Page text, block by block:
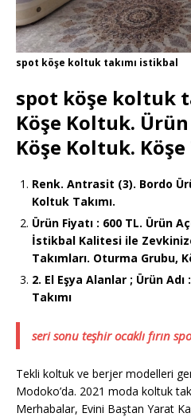
spot köşe koltuk takımı istikbal
spot köşe koltuk
Köşe Koltuk.
Köşe Koltuk. Köşe
Renk. Antrasit (3). Bordo
Koltuk Takımı.
Ürün Fiyatı : 600 TL. Ürün
İstikbal Kalitesi ile
Takımları. Oturma Grubu,
2. El Eşya Alanlar ; Ürün
Takımı
seri sonu teşhir ocaklı fırın
Tekli koltuk ve berjer modelleri
Modoko’da. 2021 moda koltuk
Merhabalar, Evini Baştan Yarat